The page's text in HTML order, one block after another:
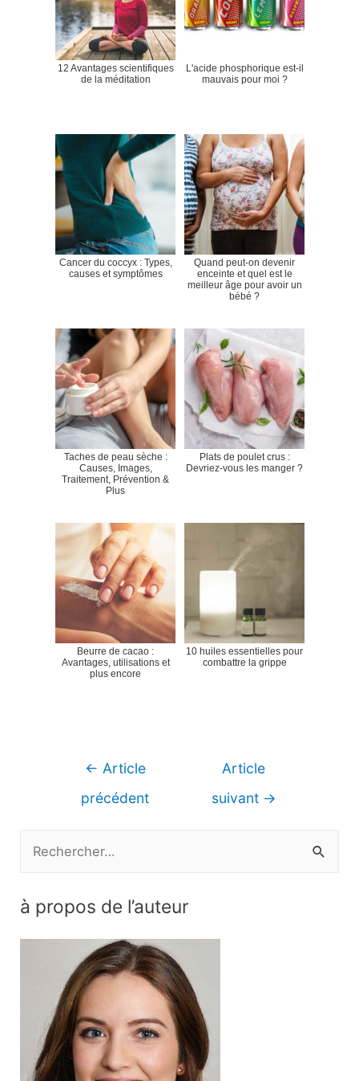
12 Avantages scientifiques
de la méditation
L'acide phosphorique est-il
mauvais pour moi ?
Cancer du coccyx : Types,
causes et symptômes
Quand peut-on devenir
enceinte et quel est le
meilleur âge pour avoir un
bébé ?
Taches de peau sèche :
Causes, Images,
Traitement, Prévention &
Plus
Plats de poulet crus :
Devriez-vous les manger ?
Beurre de cacao :
Avantages, utilisations et
plus encore
10 huiles essentielles pour
combattre la grippe
Navigation
← Article
précédent
Article
suivant →
h
à propos de l’auteur